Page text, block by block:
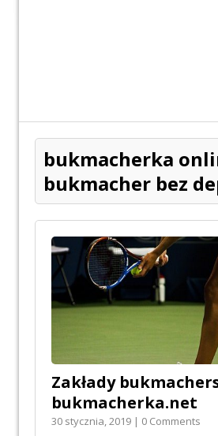
bukmacherka
bukmacher bez
Zakłady
bukmacherka.net
30 stycznia, 2019 | 0 Comments